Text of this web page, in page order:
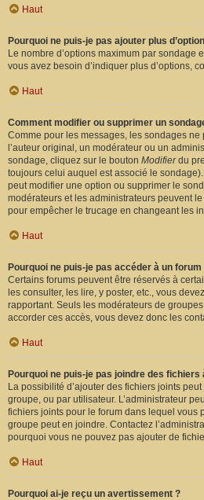
Haut
Pourquoi ne puis-je pas ajouter plus
Le nombre d’options maximum par sondage
vous avez besoin d’indiquer plus d’options,
Haut
Comment modifier ou supprimer un
Comme pour les messages, les sondages
l’auteur original, un modérateur ou un
sondage, cliquez sur le bouton Modifierdu
toujours celui auquel est associé le sondage).
peut modifier une option ou supprimer le
modérateurs et les administrateurs peuvent
pour empêcher le trucage en changeant les
Haut
Pourquoi ne puis-je pas accéder à un forum
Certains forums peuvent être réservés à
les consulter, les lire, y poster, etc., vous
rapportant. Seuls les modérateurs de
accorder ces accès, vous devez donc les
Haut
Pourquoi ne puis-je pas joindre des fichiers
La possibilité d’ajouter des fichiers joints
groupe, ou par utilisateur. L’administrateur
fichiers joints pour le forum dans lequel vous
groupe peut en joindre. Contactez
pourquoi vous ne pouvez pas ajouter de
Haut
Pourquoi ai-je reçu un avertissement ?